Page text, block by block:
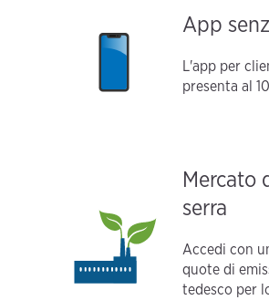
App
L'app per
presenta al
Mercato
serra
Accedi con
quote di
tedesco per